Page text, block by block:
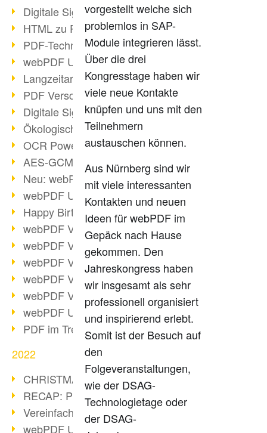
Digitale Signatur in PDF
HTML zu PDF
PDF-Techniken für Barrierefreiheit
webPDF Update 9.0.0.3149
Langzeitarchivierung mit PDF/A
PDF Verschlüsselung
Digitale Signaturen
Ökologischen Abdruck reduzieren
OCR Power für Profis
AES-GCM-Unterstützung (PDF 2.0)
Neu: webPDF Developer Hub
webPDF Update 9.0.0.2898
Happy Birthday, PDF!
webPDF Video-Session 4
webPDF Video-Session 3
webPDF Video-Session 2
webPDF Video-Session 1
webPDF Video-Session Termine
webPDF Update 9.0.0.2843
PDF im Trend
2022
CHRISTMAS 2022 loading
RECAP: PDF Days Europe 2022
Vereinfachung Personalprozesse
webPDF Update 8.0.0.2727
vorgestellt welche sich
problemlos in SAP-
Module integrieren lässt.
Über die drei
Kongresstage haben wir
viele neue Kontakte
knüpfen und uns mit den
Teilnehmern
austauschen können.
Aus Nürnberg sind wir
mit viele interessanten
Kontakten und neuen
Ideen für webPDF im
Gepäck nach Hause
gekommen. Den
Jahreskongress haben
wir insgesamt als sehr
professionell organisiert
und inspirierend erlebt.
Somit ist der Besuch auf
den
Folgeveranstaltungen,
wie der DSAG-
Technologietage oder
der DSAG-